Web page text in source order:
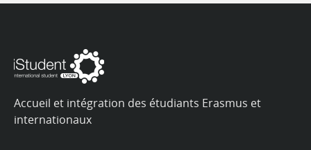
Accueil et intégration des étudiants Erasmus et
internationaux